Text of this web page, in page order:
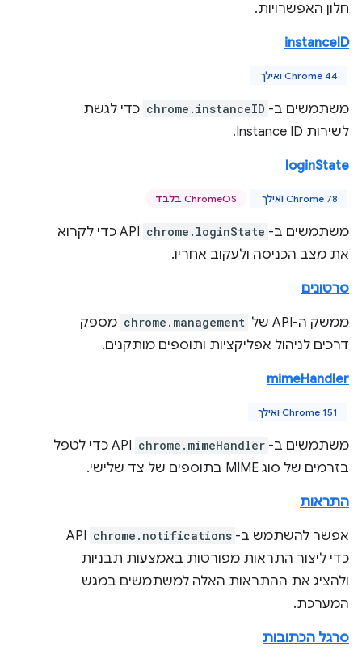
חלון האפשרויות.
instanceID
Chrome 44 ואילך
משתמשים ב- chrome.instanceID כדי לגשת
לשירות Instance ID.
loginState
Chrome 78 ואילך ChromeOS בלבד
משתמשים ב- chrome.loginState
API כדי לקרוא
את מצב הכניסה ולעקוב אחריו.
סרטונים
ממשק ה-API של chrome.management מספק
דרכים לניהול אפליקציות ותוספים מותקנים.
mimeHandler
Chrome 151 ואילך
משתמשים ב- chrome.mimeHandler
API כדי לטפל
בזרמים של סוג MIME בתוספים של צד שלישי.
התראות
אפשר להשתמש ב- chrome.notifications
API
כדי ליצור התראות מפורטות באמצעות תבניות
ולהציג את ההתראות האלה למשתמשים במגש
המערכת.
סרגל הכתובות